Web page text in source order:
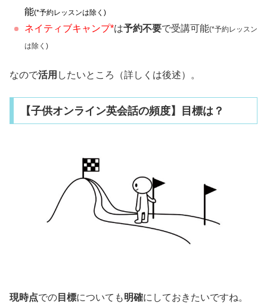
能(*予約レッスンは除く)
ネイティブキャンプ*は予約不要で受講可能(*予約レッスン
は除く)
なので活用 したいところ（詳しくは後述）。
【子供オンライン英会話の頻度】目標は？
現時点での 目標についても明確にしておきたいですね。